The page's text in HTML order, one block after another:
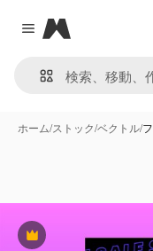
Close menu
Magnific
ホーム/ストック/ベクトル/
Premium